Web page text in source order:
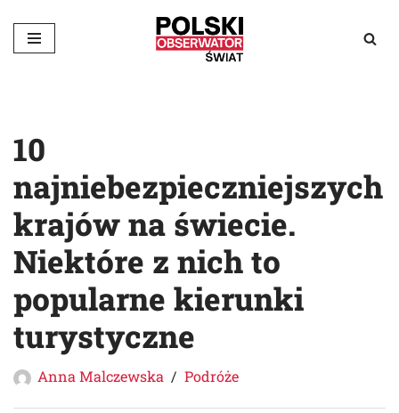
Przejdź
10
najniebezpieczniejszych
krajów na świecie.
Niektóre z nich to
popularne kierunki
turystyczne
Anna Malczewska Podróże